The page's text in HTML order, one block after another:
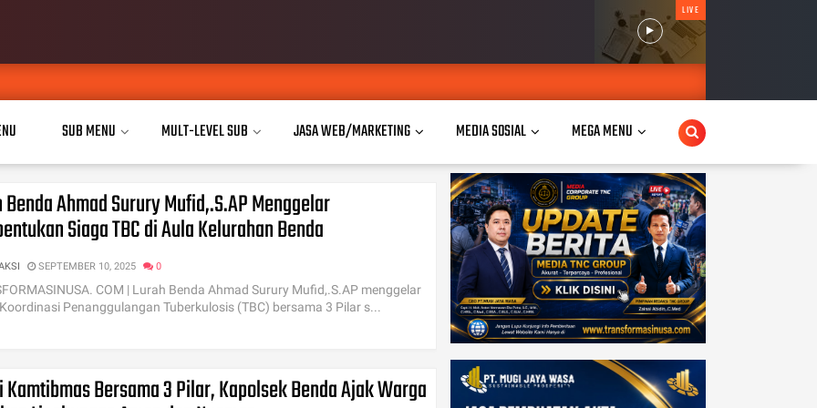
LIVE
SUB MENU MULT-LEVEL SUB JASA WEB/MARKETING MEDIA SOSIAL MEGA MENU
Benda Ahmad Surury Mufid,.S.AP Menggelar
Siaga TBC di Aula Kelurahan Benda
SEPTEMBER 10, 2025 0
COM | Lurah Benda Ahmad Surury Mufid,.S.AP menggelar
Penanggulangan Tuberkulosis (TBC) bersama 3 Pilar s...
Kamtibmas Bersama 3 Pilar, Kapolsek Benda Ajak Warga